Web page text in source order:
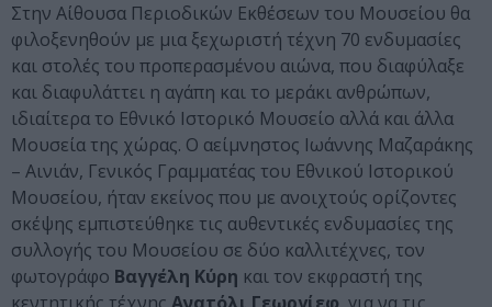
Στην Αίθουσα Περιοδικών Εκθέσεων του Μουσείου θα
φιλοξενηθούν με μια ξεχωριστή τέχνη 70 ενδυμασίες
και στολές του προπερασμένου αιώνα, που διαφύλαξε
και διαφυλάττει η αγάπη και το μεράκι ανθρώπων,
ιδιαίτερα το Εθνικό Ιστορικό Μουσείο αλλά και άλλα
Μουσεία της χώρας. Ο αείμνηστος Ιωάννης Μαζαράκης
– Αινιάν, Γενικός Γραμματέας του Εθνικού Ιστορικού
Μουσείου, ήταν εκείνος που με ανοιχτούς ορίζοντες
σκέψης εμπιστεύθηκε τις αυθεντικές ενδυμασίες της
συλλογής του Μουσείου σε δύο καλλιτέχνες, τον
φωτογράφο Βαγγέλη Κύρη και τον εκφραστή της